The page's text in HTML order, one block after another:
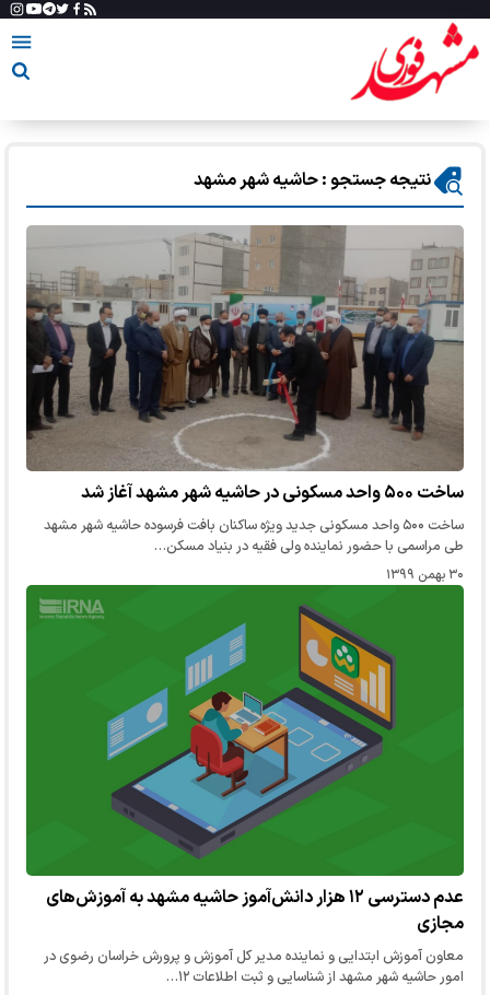
نتیجه جستجو : حاشیه شهر مشهد
ساخت ۵۰۰ واحد مسکونی در حاشیه شهر مشهد آغاز شد
ساخت ۵۰۰ واحد مسکونی جدید ویژه ساکنان بافت فرسوده حاشیه شهر مشهد
طی مراسمی با حضور نماینده ولی فقیه در بنیاد مسکن…
۳۰ بهمن ۱۳۹۹
عدم دسترسی ۱۲ هزار دانش‌آموز حاشیه مشهد به آموزش‌های
مجازی
معاون آموزش ابتدایی و نماینده مدیر کل آموزش و پرورش خراسان رضوی در
امور حاشیه شهر مشهد از شناسایی و ثبت اطلاعات ۱۲…